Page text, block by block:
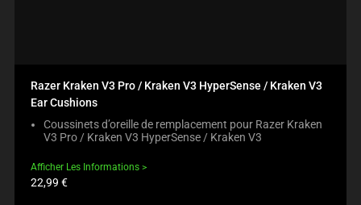
Razer Kraken V3 Pro / Kraken V3 HyperSense / Kraken V3
Ear Cushions
Coussinets d’oreille de remplacement pour Razer Kraken
V3 Pro / Kraken V3 HyperSense / Kraken V3
Afficher Les Informations
Prix
22,99 €